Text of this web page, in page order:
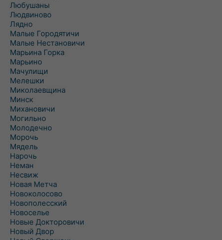
Любушаны
Людвиново
Лядно
Малые Городятичи
Малые Нестановичи
Марьина Горка
Марьино
Мачулищи
Мелешки
Миколаевщина
Минск
Михановичи
Могильно
Молодечно
Морочь
Мядель
Нарочь
Неман
Несвиж
Новая Метча
Новоколосово
Новополесский
Новоселье
Новые Докторовичи
Новый Двор